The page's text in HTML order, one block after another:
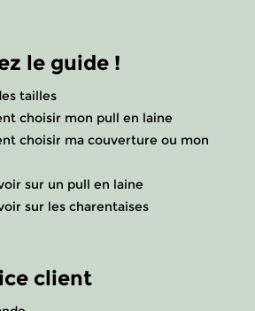
le guide !
tailles
choisir mon pull en laine
choisir ma couverture ou mon
sur un pull en laine
sur les charentaises
client